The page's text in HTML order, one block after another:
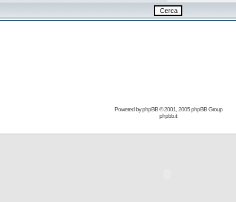
Powered byphpBB© 2001, 2005 phpBB Group
phpbb.it